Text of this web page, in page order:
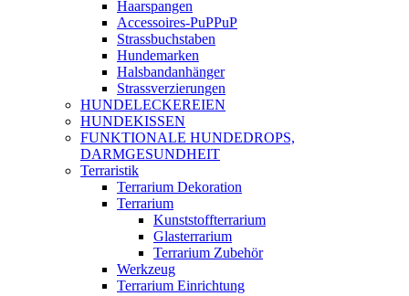
Haarspangen
Accessoires-PuPPuP
Strassbuchstaben
Hundemarken
Halsbandanhänger
Strassverzierungen
HUNDELECKEREIEN
HUNDEKISSEN
FUNKTIONALE HUNDEDROPS,
DARMGESUNDHEIT
Terraristik
Terrarium Dekoration
Terrarium
Kunststoffterrarium
Glasterrarium
Terrarium Zubehör
Werkzeug
Terrarium Einrichtung